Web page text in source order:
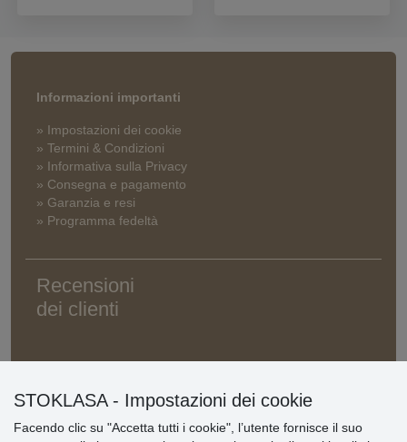
Informazioni importanti
» Impostazioni dei cookie
» Termini & Condizioni
» Informativa sulla Privacy
» Consegna e pagamento
» Garanzia e resi
» Programma fedeltà
Recensioni
dei clienti
STOKLASA - Impostazioni dei cookie
Facendo clic su "Accetta tutti i cookie", l’utente fornisce il suo